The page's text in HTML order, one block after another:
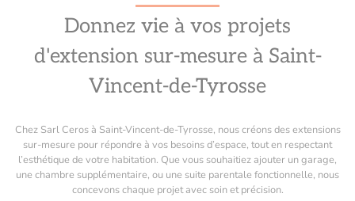
Donnez vie à vos projets
d'extension sur-mesure à Saint-
Vincent-de-Tyrosse
Chez Sarl Ceros à Saint-Vincent-de-Tyrosse, nous créons des extensions
sur-mesure pour répondre à vos besoins d’espace, tout en respectant
l’esthétique de votre habitation. Que vous souhaitiez ajouter un garage,
une chambre supplémentaire, ou une suite parentale fonctionnelle, nous
concevons chaque projet avec soin et précision.